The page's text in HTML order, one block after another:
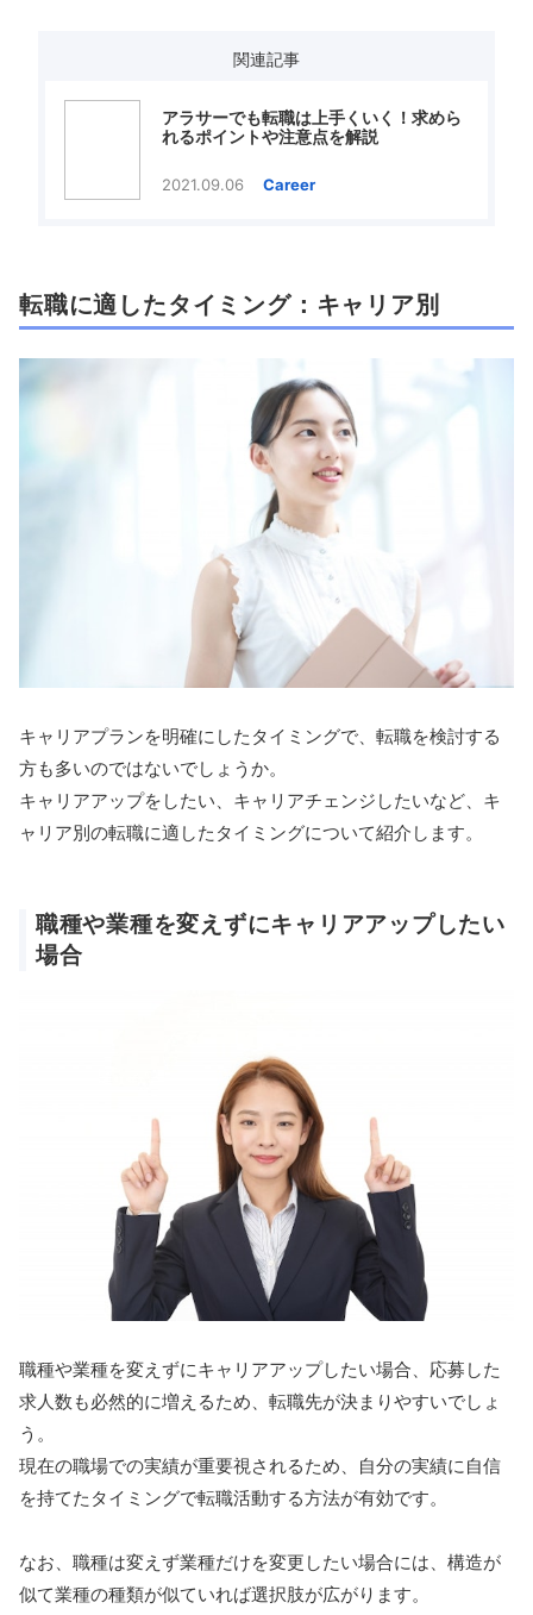
関連記事
アラサーでも転職は上手くいく！求めら
れるポイントや注意点を解説
2021.09.06 Career
転職に適したタイミング：キャリア別
キャリアプランを明確にしたタイミングで、転職を検討する
方も多いのではないでしょうか。
キャリアアップをしたい、キャリアチェンジしたいなど、キ
ャリア別の転職に適したタイミングについて紹介します。
職種や業種を変えずにキャリアアップしたい
場合
職種や業種を変えずにキャリアアップしたい場合、応募した
求人数も必然的に増えるため、転職先が決まりやすいでしょ
う。
現在の職場での実績が重要視されるため、自分の実績に自信
を持てたタイミングで転職活動する方法が有効です。
なお、職種は変えず業種だけを変更したい場合には、構造が
似て業種の種類が似ていれば選択肢が広がります。